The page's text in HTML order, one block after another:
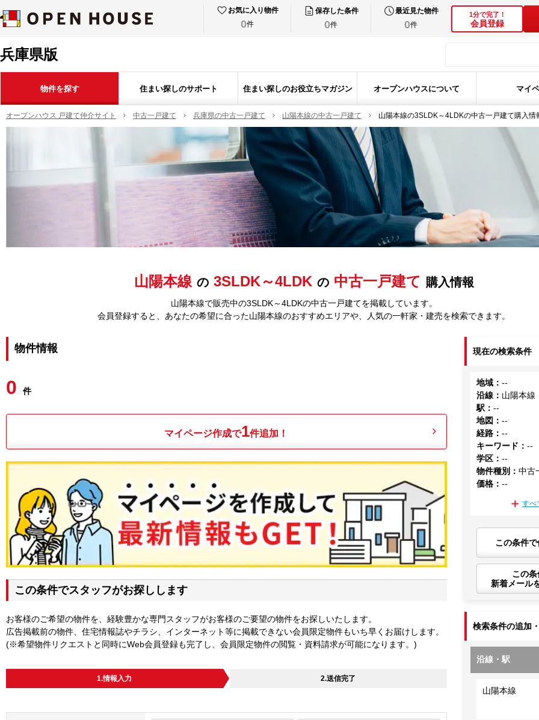
お気に入り物件
0件
保存した条件
0件
最近見た物件
0件
1分で完了！
会員登録
兵庫県版
物件を探す 住まい探しのサポート 住まい探しのお役立ちマガジン オープンハウスについて マイ
オープンハウス 戸建て仲介サイト 中古一戸建て 兵庫県の中古一戸建て 山陽本線の中古一戸建て 山陽本線の3SLDK～4LDKの中古一戸建て購入情
山陽本線 の 3SLDK～4LDK の 中古一戸建て 購入情報
山陽本線で販売中の3SLDK～4LDKの中古一戸建てを掲載しています。
会員登録すると、あなたの希望に合った山陽本線のおすすめエリアや、人気の一軒家・建売を検索できます。
物件情報
0 件
マイページ作成で1件追加！
この条件でスタッフがお探しします
お客様のご希望の物件を、経験豊かな専門スタッフがお客様のご要望の物件をお探しいたします。
広告掲載前の物件、住宅情報誌やチラシ、インターネット等に掲載できない会員限定物件もいち早くお届けします。
(※希望物件リクエストと同時にWeb会員登録も完了し、会員限定物件の閲覧・資料請求が可能になります。)
1.情報入力 2.送信完了
現在の検索条件
地域 ：--
沿線 ： 山陽本線
駅 ：--
地図 ：--
経路 ：--
キーワード ：--
学区 ：--
物件種別 ：中古
価格 ：--
すべ
この条件
この
新着メール
検索条件の追加
沿線・駅
山陽本線